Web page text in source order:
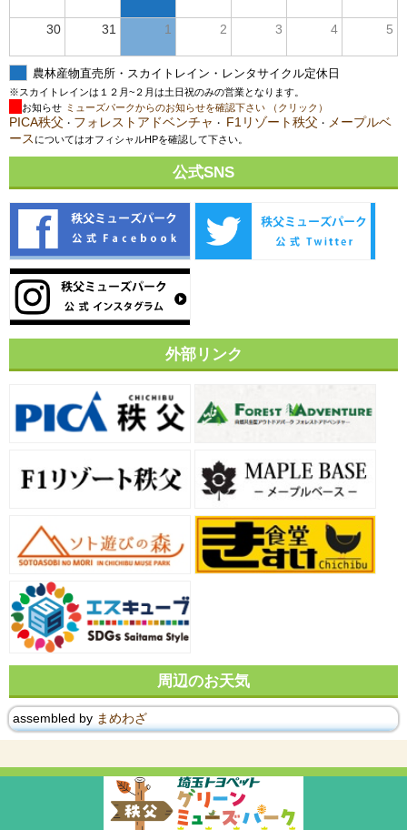
30 31 1 2 3 4 5
農林産物直売所・スカイトレイン・レンタサイクル定休日
※スカイトレインは１２月~２月は土日祝のみの営業となります。
お知らせ ミューズパークからのお知らせを確認下さい （クリック）
PICA秩父 ・ フォレストアドベンチャ ・ F1リゾート秩父 ・ メープルベ
ース についてはオフィシャルHPを確認して下さい。
公式SNS
外部リンク
周辺のお天気
assembled by まめわざ